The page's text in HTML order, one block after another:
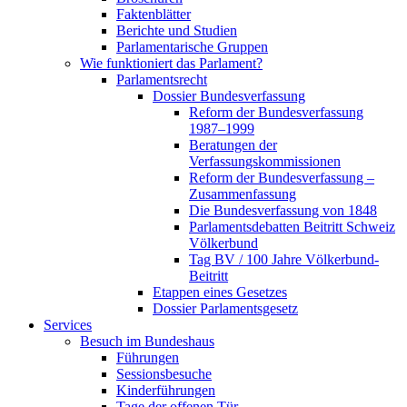
Faktenblätter
Berichte und Studien
Parlamentarische Gruppen
Wie funktioniert das Parlament?
Parlamentsrecht
Dossier Bundesverfassung
Reform der Bundesverfassung
1987–1999
Beratungen der
Verfassungskommissionen
Reform der Bundesverfassung –
Zusammenfassung
Die Bundesverfassung von 1848
Parlamentsdebatten Beitritt Schweiz
Völkerbund
Tag BV / 100 Jahre Völkerbund-
Beitritt
Etappen eines Gesetzes
Dossier Parlamentsgesetz
Services
Besuch im Bundeshaus
Führungen
Sessionsbesuche
Kinderführungen